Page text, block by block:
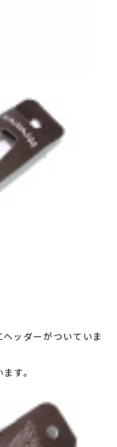
ッダーがついていま
す。